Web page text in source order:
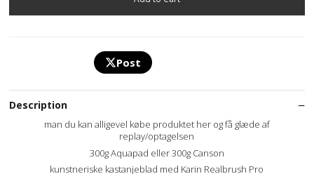
Post
Description
man du kan alligevel købe produktet her og få glæde af
replay/optagelsen
300g Aquapad eller 300g Canson
kunstneriske kastanjeblad med Karin Realbrush Pro